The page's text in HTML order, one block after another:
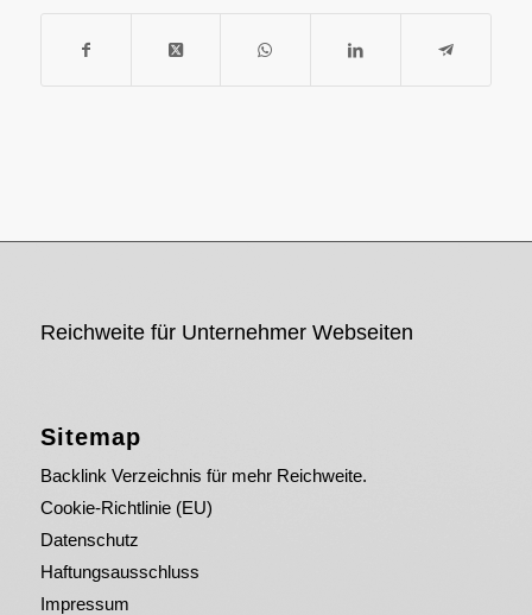
Reichweite für Unternehmer Webseiten
Sitemap
Backlink Verzeichnis für mehr Reichweite.
Cookie-Richtlinie (EU)
Datenschutz
Haftungsausschluss
Impressum